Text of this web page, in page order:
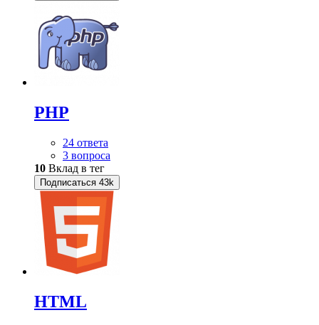
PHP
24 ответа
3 вопроса
10 Вклад в тег
Подписаться 43k
HTML